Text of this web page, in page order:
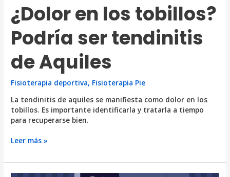
¿Dolor en los tobillos?
Podría ser tendinitis
de Aquiles
Fisioterapia deportiva, Fisioterapia Pie
La tendinitis de aquiles se manifiesta como dolor en los
tobillos. Es importante identificarla y tratarla a tiempo
para recuperarse bien.
¿Dolor
los
tobillos?
Leer más »